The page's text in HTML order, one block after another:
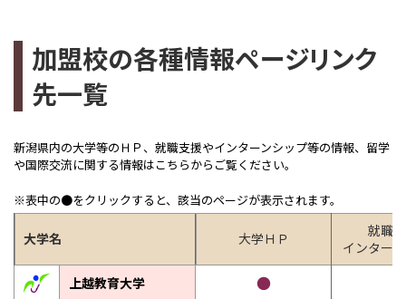
加盟校の各種情報ページリンク
先一覧
新潟県内の大学等のＨＰ、就職支援やインターンシップ等の情報、留学
や国際交流に関する情報はこちらからご覧ください。
※表中の●をクリックすると、該当のページが表示されます。
大学名 大学ＨＰ
就職
インター
上越教育大学
●